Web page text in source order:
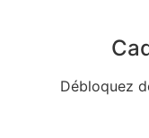
Débloquez